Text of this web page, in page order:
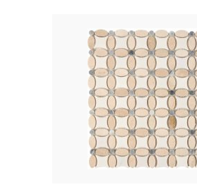
Мозаика Bars Crystal
Мозаика Bonaparte
Мозаика Caramelle
Мозаика Dao
Мозаика Decor-